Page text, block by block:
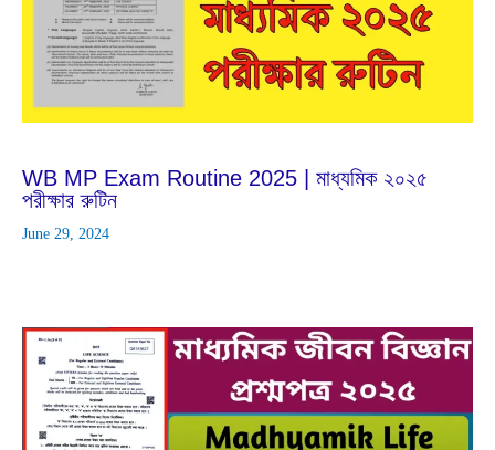
WB MP Exam Routine 2025 | মাধ্যমিক ২০২৫
পরীক্ষার রুটিন
June 29, 2024